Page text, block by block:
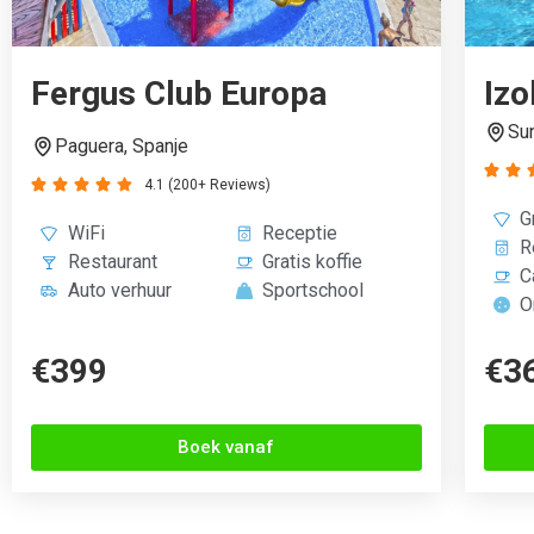
Fergus Club Europa
Paguera, Spanje
4.1 (200+ Reviews)
    
WiFi
Receptie
Restaurant
Gratis koffie
Auto verhuur
Sportschool
 